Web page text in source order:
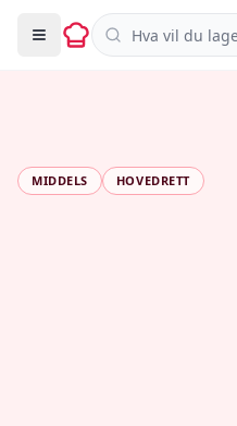
Søk i oppskrifter
MIDDELS HOVEDRETT